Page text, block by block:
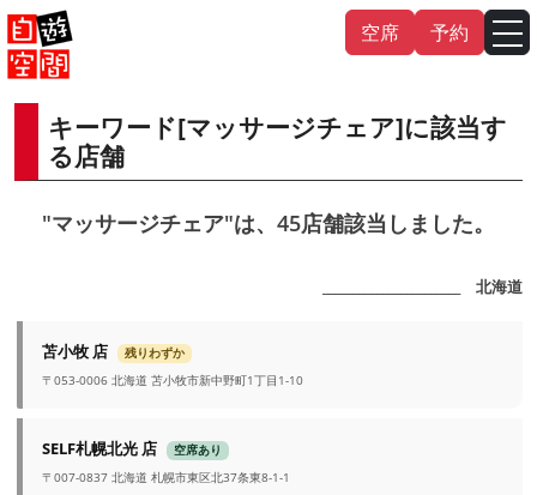
Skip
to
content
空席 予約
キーワード[マッサージチェア]に該当す
る店舗
"マッサージチェア"は、45店舗該当しました。
_______________________ 北海道
苫小牧 店
残りわずか
〒053-0006 北海道 苫小牧市新中野町1丁目1-10
SELF札幌北光 店
空席あり
〒007-0837 北海道 札幌市東区北37条東8-1-1
English 中文（繁 ） 中文（简体）